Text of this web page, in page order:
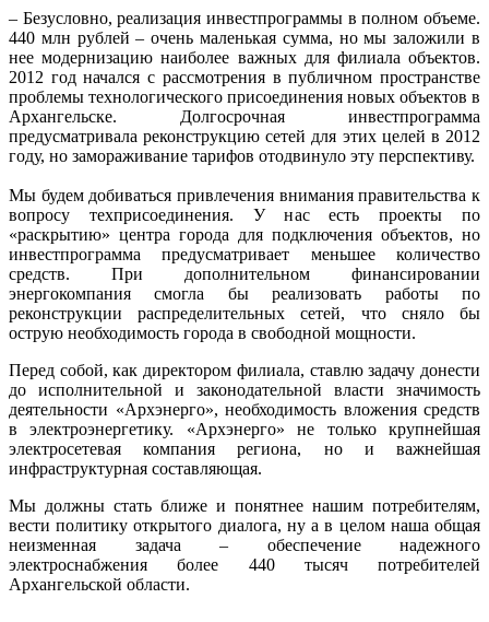
– Безусловно, реализация инвестпрограммы в полном объеме.
440 млн рублей – очень маленькая сумма, но мы заложили в
нее модернизацию наиболее важных для филиала объектов.
2012 год начался с рассмотрения в публичном пространстве
проблемы технологического присоединения новых объектов в
Архангельске. Долгосрочная инвестпрограмма
предусматривала реконструкцию сетей для этих целей в 2012
году, но замораживание тарифов отодвинуло эту перспективу.
Мы будем добиваться привлечения внимания правительства к
вопросу техприсоединения. У нас есть проекты по
«раскрытию» центра города для подключения объектов, но
инвестпрограмма предусматривает меньшее количество
средств. При дополнительном финансировании
энергокомпания смогла бы реализовать работы по
реконструкции распределительных сетей, что сняло бы
острую необходимость города в свободной мощности.
Перед собой, как директором филиала, ставлю задачу донести
до исполнительной и законодательной власти значимость
деятельности «Архэнерго», необходимость вложения средств
в электроэнергетику. «Архэнерго» не только крупнейшая
электросетевая компания региона, но и важнейшая
инфраструктурная составляющая.
Мы должны стать ближе и понятнее нашим потребителям,
вести политику открытого диалога, ну а в целом наша общая
неизменная задача – обеспечение надежного
электроснабжения более 440 тысяч потребителей
Архангельской области.